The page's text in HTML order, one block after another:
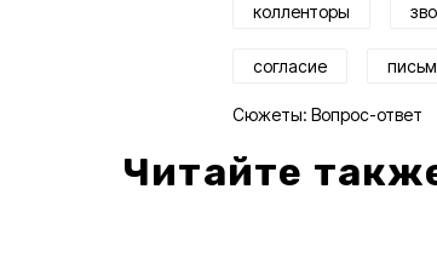
колленторы
согласие
Сюжеты: Вопрос-ответ
Читайте